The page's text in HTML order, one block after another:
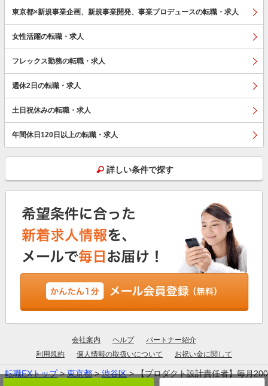
東京都×新規事業企画、新規事業開発、事業プロデュースの転職・求人
女性活躍の転職・求人
フレックス勤務の転職・求人
週休2日の転職・求人
土日祝休みの転職・求人
年間休日120日以上の転職・求人
詳しい条件で探す
会社案内 ヘルプ
パートナー紹介
利用規約
個人情報の取扱いについて お祝い金に関して
転職EXトップ>東京都>渋谷区> 【プロダクト設計責任者】毎月